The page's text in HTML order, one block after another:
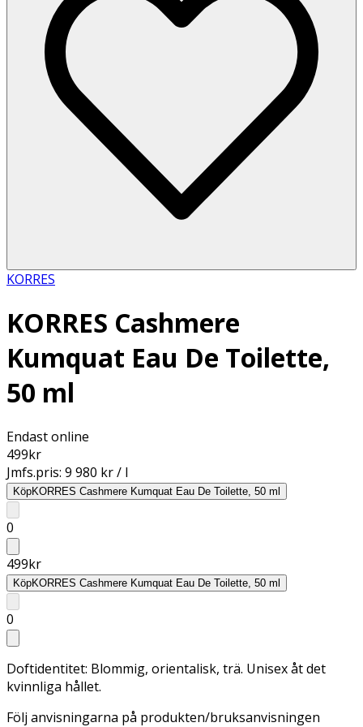
KORRES
KORRES Cashmere
Kumquat Eau De Toilette,
50 ml
Endast online
499kr
Jmfs.pris: 9 980 kr / l
KöpKORRES Cashmere Kumquat Eau De Toilette, 50 ml
0
499kr
KöpKORRES Cashmere Kumquat Eau De Toilette, 50 ml
0
Doftidentitet: Blommig, orientalisk, trä. Unisex åt det
kvinnliga hållet.
Följ anvisningarna på produkten/bruksanvisningen